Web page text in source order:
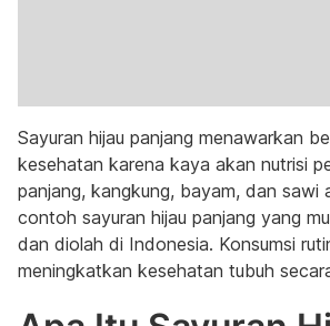
Sayuran hijau panjang menawarkan
kesehatan karena kaya akan nutrisi
panjang, kangkung, bayam, dan sawi
contoh sayuran hijau panjang yang
dan diolah di Indonesia. Konsumsi
meningkatkan kesehatan tubuh